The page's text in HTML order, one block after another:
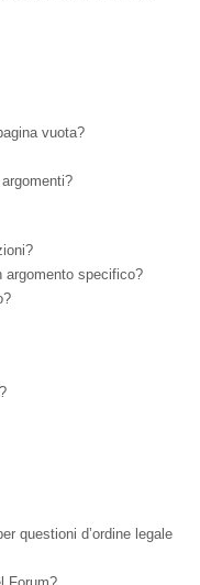
vuota?
argomento specifico?
questioni d’ordine legale